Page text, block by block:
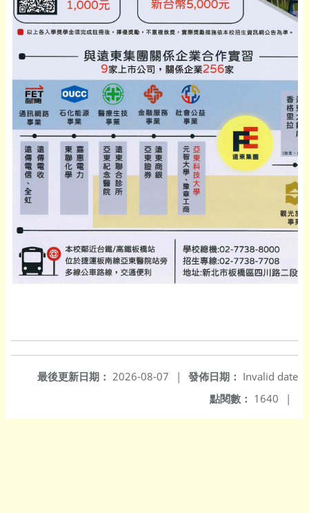
發佈日期： Invalid date
最後更新日期： 2026-08-07
|
點閱數： 1640 |